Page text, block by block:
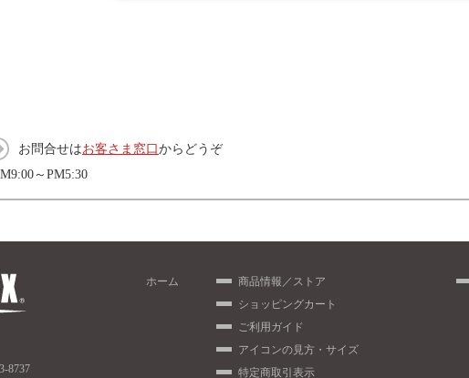
お問合せはお客さま窓口 からどうぞ
～PM5:30
ホーム
商品情報／ストア
ショッピングカート
ご利用ガイド
アイコンの見方・サイズ
特定商取引表示
8737